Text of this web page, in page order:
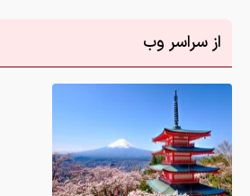
دانلود عکس/ زیباترین لوکیشن‌های عکاسی در جهان
نظر شما در این رابطه